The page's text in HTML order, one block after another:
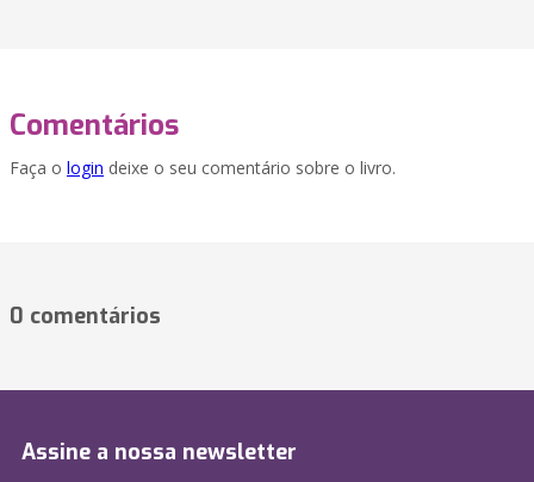
Comentários
Faça o login deixe o seu comentário sobre o livro.
0 comentários
Assine a nossa newsletter